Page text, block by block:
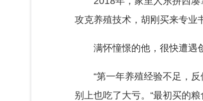
攻克养殖技术，胡刚买来专业
满怀憧憬的他，很快遭遇
“第一年养殖经验不足，
别上也吃了大亏。“最初买的